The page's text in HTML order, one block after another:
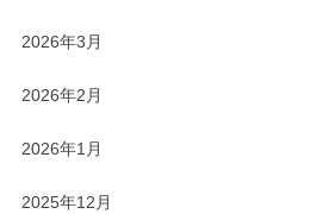
2026年3月
2026年2月
2026年1月
2025年12月